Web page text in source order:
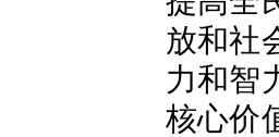
放和社
力和智
核心价